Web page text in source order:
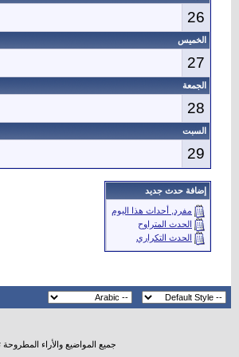
26
الخميس
27
الجمعة
28
السبت
29
إضافة حدث جديد
مفرد, أحداث هذا اليوم
الحدث المتراوح
الحدث التكراري
جميع المواضيع والأراء